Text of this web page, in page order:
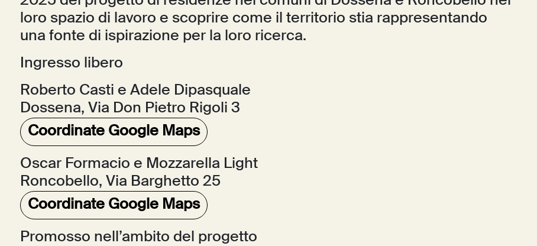
loro spazio di lavoro e scoprire come il territorio stia rappresentando
una fonte di ispirazione per la loro ricerca.
Ingresso libero
Roberto Casti e Adele Dipasquale
Dossena, Via Don Pietro Rigoli 3
Coordinate Google Maps
Oscar Formacio e Mozzarella Light
Roncobello, Via Barghetto 25
Coordinate Google Maps
Promosso nell’ambito del progetto